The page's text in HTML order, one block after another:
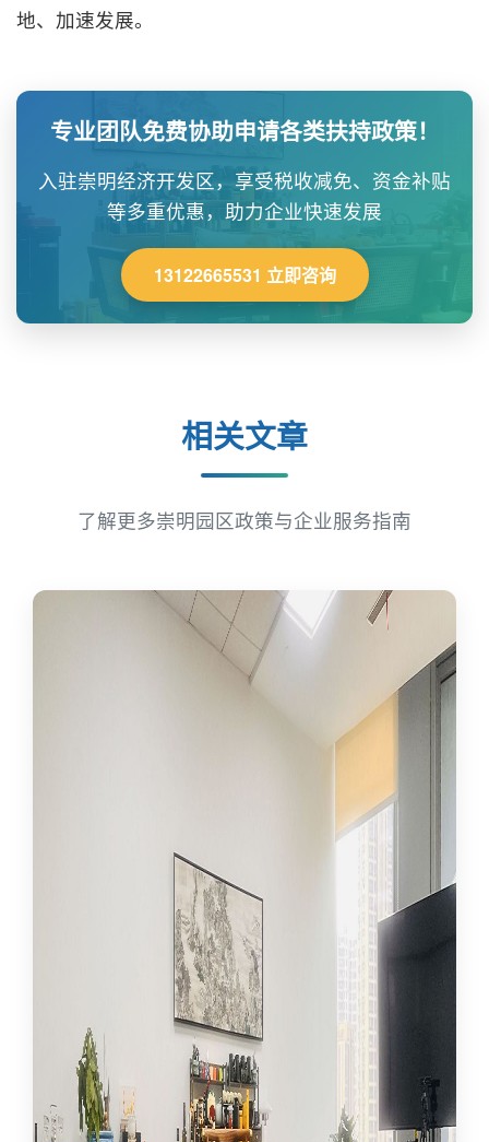
地、加速发展。
专业团队免费协助申请各类扶持政策！
入驻崇明经济开发区，享受税收减免、资金补贴
等多重优惠，助力企业快速发展
13122665531 立即咨询
相关文章
了解更多崇明园区政策与企业服务指南